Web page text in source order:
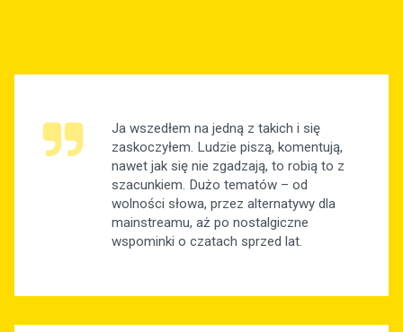
Ja wszedłem na jedną z takich i się
zaskoczyłem. Ludzie piszą, komentują,
nawet jak się nie zgadzają, to robią to z
szacunkiem. Dużo tematów – od
wolności słowa, przez alternatywy dla
mainstreamu, aż po nostalgiczne
wspominki o czatach sprzed lat.